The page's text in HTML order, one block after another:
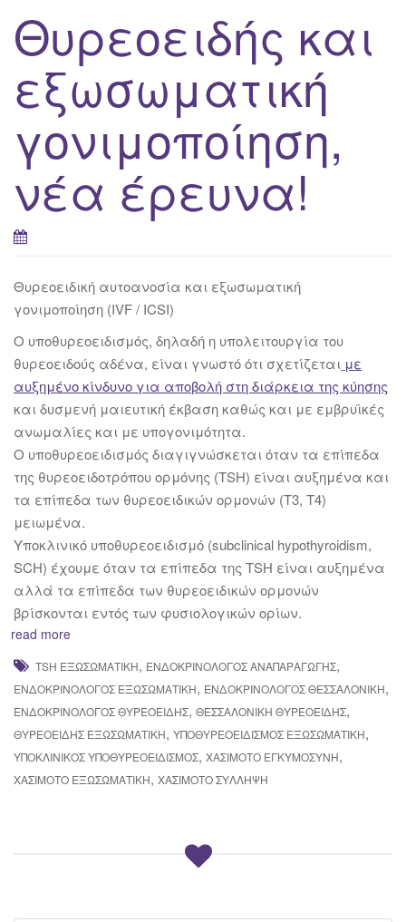
Θυρεοειδής και
εξωσωματική
γονιμοποίηση,
νέα έρευνα!
Θυρεοειδική αυτοανοσία και εξωσωματική
γονιμοποίηση (IVF / ICSI)
Ο υποθυρεοειδισμός, δηλαδή η υπολειτουργία του
θυρεοειδούς αδένα, είναι γνωστό ότι σχετίζεται με
αυξημένο κίνδυνο για αποβολή στη διάρκεια της κύησης
και δυσμενή μαιευτική έκβαση καθώς και με εμβρυϊκές
ανωμαλίες και με υπογονιμότητα.
Ο υποθυρεοειδισμός διαγιγνώσκεται όταν τα επίπεδα
της θυρεοειδοτρόπου ορμόνης (TSH) είναι αυξημένα και
τα επίπεδα των θυρεοειδικών ορμονών (T3, T4)
μειωμένα.
Υποκλινικό υποθυρεοειδισμό (subclinical hypothyroidism,
SCH) έχουμε όταν τα επίπεδα της TSH είναι αυξημένα
αλλά τα επίπεδα των θυρεοειδικών ορμονών
βρίσκονται εντός των φυσιολογικών ορίων.
read more
TSH ΕΞΩΣΩΜΑΤΙΚΉ, ΕΝΔΟΚΡΙΝΟΛΌΓΟΣ ΑΝΑΠΑΡΑΓΩΓΉΣ,
ΕΝΔΟΚΡΙΝΟΛΌΓΟΣ ΕΞΩΣΩΜΑΤΙΚΉ, ΕΝΔΟΚΡΙΝΟΛΌΓΟΣ ΘΕΣΣΑΛΟΝΊΚΗ,
ΕΝΔΟΚΡΙΝΟΛΌΓΟΣ ΘΥΡΕΟΕΙΔΉΣ, ΘΕΣΣΑΛΟΝΊΚΗ ΘΥΡΕΟΕΙΔΉΣ,
ΘΥΡΕΟΕΙΔΉΣ ΕΞΩΣΩΜΑΤΙΚΉ, ΥΠΟΘΥΡΕΟΕΙΔΙΣΜΌΣ ΕΞΩΣΩΜΑΤΙΚΉ,
ΥΠΟΚΛΙΝΙΚΌΣ ΥΠΟΘΥΡΕΟΕΙΔΙΣΜΌΣ, ΧΑΣΙΜΌΤΟ ΕΓΚΥΜΟΣΎΝΗ,
ΧΑΣΙΜΌΤΟ ΕΞΩΣΩΜΑΤΙΚΉ, ΧΑΣΙΜΌΤΟ ΣΎΛΛΗΨΗ